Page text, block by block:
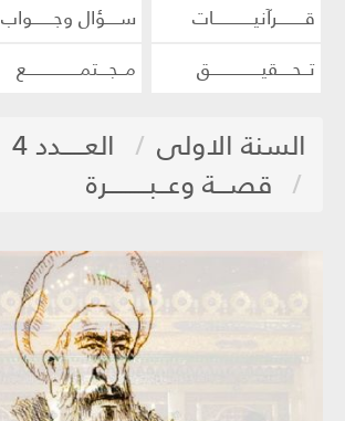
قــــــــرآنيــــــــــــات
ســــؤال وجــــــواب
تــحــــقيـــــــــــــــق
مــجـــتمــــــــــــــــع
السنة الاولى
العـــــدد 4
قصـــة وعــبـــــــــرة